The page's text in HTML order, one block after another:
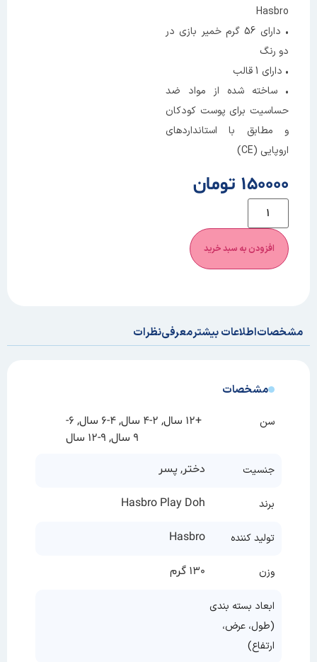
Hasbro
• دارای 56 گرم خمیر بازی در
دو رنگ
• دارای 1 قالب
• ساخته شده از مواد ضد
حساسیت برای پوست کودکان
و مطابق با استانداردهای
اروپایی (CE)
150000 تومان
افزودن به سبد خرید
مشخصاتاطلاعات بیشترمعرفینظرات
مشخصات
سن
+12 سال, 2-4 سال, 4-6 سال, 6-
9 سال, 9-12 سال
جنسیت دختر, پسر
برند Hasbro Play Doh
تولید کننده Hasbro
وزن 130 گرم
ابعاد بسته بندی
(طول، عرض،
ارتفاع)